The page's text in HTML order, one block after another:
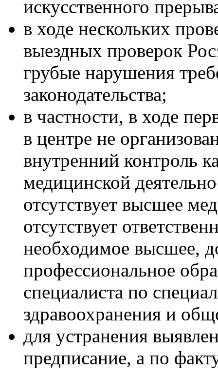
искусственного
в ходе нескольких
выездных проверок
грубые нарушения
законодательства;
в частности, в ходе
в центре не
внутренний контроль
медицинской
отсутствует высшее
отсутствует
необходимое высшее,
профессиональное
специалиста по
здравоохранения и
для устранения
предписание, а по